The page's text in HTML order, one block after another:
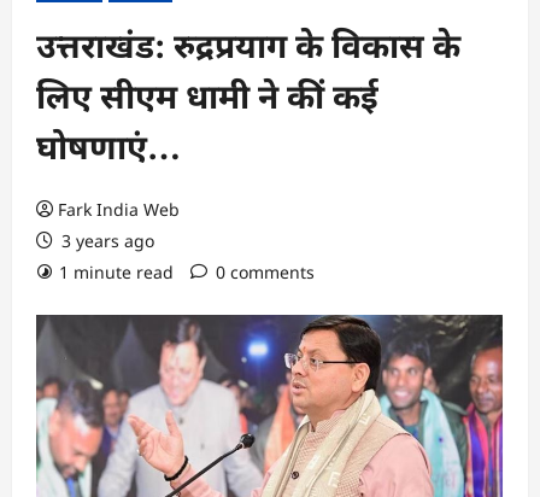
उत्तराखंड: रुद्रप्रयाग के विकास के
लिए सीएम धामी ने कीं कई
घोषणाएं…
Fark India Web
3 years ago
1 minute read
0 comments